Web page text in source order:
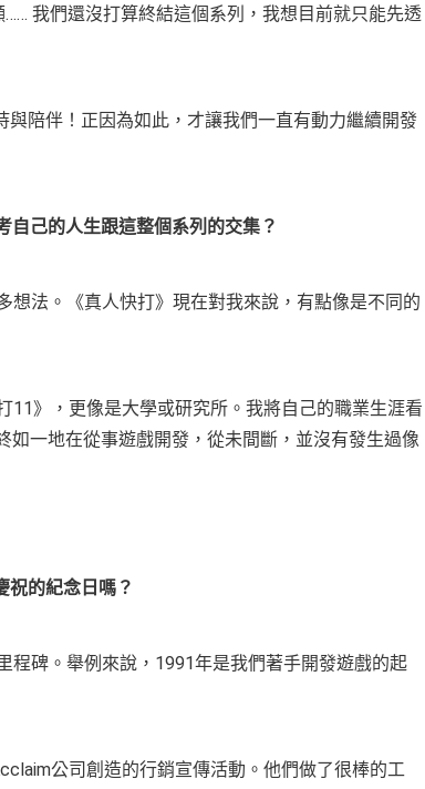
我們還沒打算終結這個系列，我想目前就只能先透
陪伴！正因為如此，才讓我們一直有動力繼續開發
自己的人生跟這整個系列的交集？
想法。《真人快打》現在對我來說，有點像是不同的
11》，更像是大學或研究所。我將自己的職業生涯看
一地在從事遊戲開發，從未間斷，並沒有發生過像
祝的紀念日嗎？
程碑。舉例來說，1991年是我們著手開發遊戲的起
公司創造的行銷宣傳活動。他們做了很棒的工